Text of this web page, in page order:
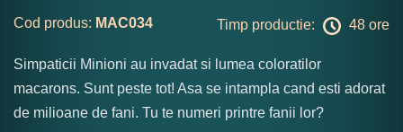
Cod produs: MAC034 Timp productie: 48 ore
Simpaticii Minioni au invadat si lumea coloratilor
macarons. Sunt peste tot! Asa se intampla cand esti adorat
de milioane de fani. Tu te numeri printre fanii lor?